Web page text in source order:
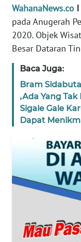
WahanaNews.co I
pada Anugerah
2020. Objek
Besar Dataran
Baca Juga:
Bram
,Ada Yang
Sigale Gale
Dapat
INFO
TENTANG
KAMI
PEDOMAN
MEDIA
SIBER
REDAKSI
DISCLAIMER
Regional